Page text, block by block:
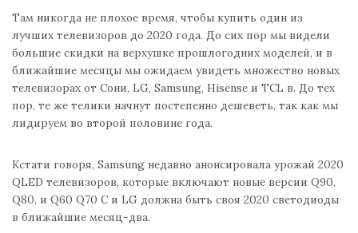
Там никогда не плохое время, чтобы купить один из
лучших телевизоров до 2020 года. До сих пор мы видели
большие скидки на верхушке прошлогодних моделей, и в
ближайшие месяцы мы ожидаем увидеть множество новых
телевизорах от Сони, LG, Samsung, Hisense и TCL в. До тех
пор, те же телики начнут постепенно дешеветь, так как мы
лидируем во второй половине года.
Кстати говоря, Samsung недавно анонсировала урожай 2020
QLED телевизоров, которые включают новые версии Q90,
Q80, и Q60 Q70 С и LG должна быть своя 2020 светодиоды
в ближайшие месяц-два.